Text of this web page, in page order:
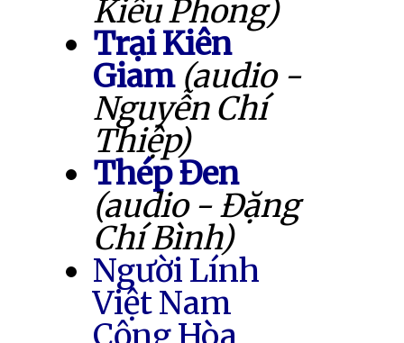
Kiều Phong)
Trại Kiên
Giam (audio -
Nguyễn Chí
Thiệp)
Thép Đen
(audio - Đặng
Chí Bình)
Người Lính
Việt Nam